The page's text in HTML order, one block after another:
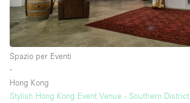
Spazio per Eventi
∙
Hong Kong
Stylish Hong Kong Event Venue - Southern District